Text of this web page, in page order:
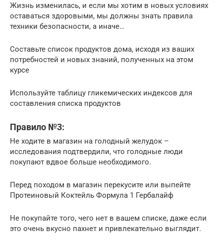
Жизнь изменилась, и если мы хотим в новых условиях
оставаться здоровыми, мы должны знать правила
техники безопасности, а иначе…
Составьте список продуктов дома, исходя из ваших
потребностей и новых знаний, полученных на этом
курсе
Используйте таблицу гликемических индексов для
составления списка продуктов
Правило №3:
Не ходите в магазин на голодный желудок –
исследования подтвердили, что голодные люди
покупают вдвое больше необходимого.
Перед походом в магазин перекусите или выпейте
Протеиновый Коктейль Формула 1 Гербалайф
Не покупайте того, чего нет в вашем списке, даже если
это очень вкусно пахнет и привлекательно выглядит.